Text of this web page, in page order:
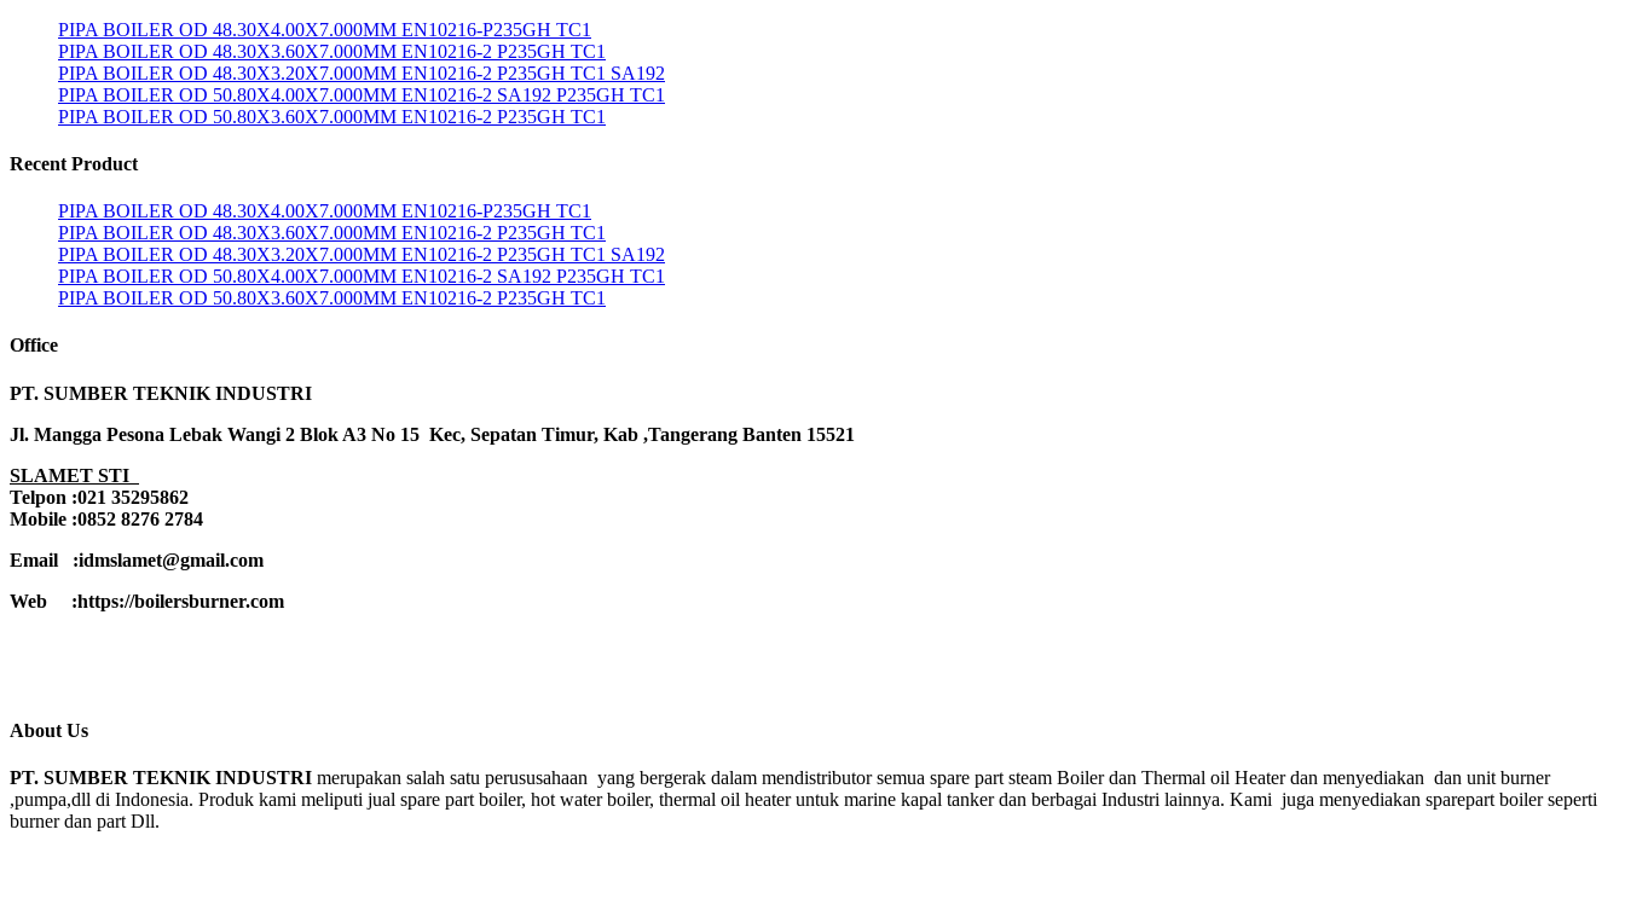
PIPA BOILER OD 48.30X4.00X7.000MM EN10216-P235GH TC1
PIPA BOILER OD 48.30X3.60X7.000MM EN10216-2 P235GH TC1
PIPA BOILER OD 48.30X3.20X7.000MM EN10216-2 P235GH TC1 SA192
PIPA BOILER OD 50.80X4.00X7.000MM EN10216-2 SA192 P235GH TC1
PIPA BOILER OD 50.80X3.60X7.000MM EN10216-2 P235GH TC1
Recent Product
PIPA BOILER OD 48.30X4.00X7.000MM EN10216-P235GH TC1
PIPA BOILER OD 48.30X3.60X7.000MM EN10216-2 P235GH TC1
PIPA BOILER OD 48.30X3.20X7.000MM EN10216-2 P235GH TC1 SA192
PIPA BOILER OD 50.80X4.00X7.000MM EN10216-2 SA192 P235GH TC1
PIPA BOILER OD 50.80X3.60X7.000MM EN10216-2 P235GH TC1
Office
PT. SUMBER TEKNIK INDUSTRI
Jl. Mangga Pesona Lebak Wangi 2 Blok A3 No 15 Kec, Sepatan Timur, Kab ,Tangerang Banten 15521
SLAMET STI
Telpon :021 35295862
Mobile :0852 8276 2784
Email :idmslamet@gmail.com
Web :https://boilersburner.com
About Us
PT. SUMBER TEKNIK INDUSTRI merupakan salah satu perususahaan yang bergerak dalam mendistributor semua spare part steam Boiler dan Thermal oil Heater dan menyediakan dan unit burner
,pumpa,dll di Indonesia. Produk kami meliputi jual spare part boiler, hot water boiler, thermal oil heater untuk marine kapal tanker dan berbagai Industri lainnya. Kami juga menyediakan sparepart boiler seperti
burner dan part Dll.